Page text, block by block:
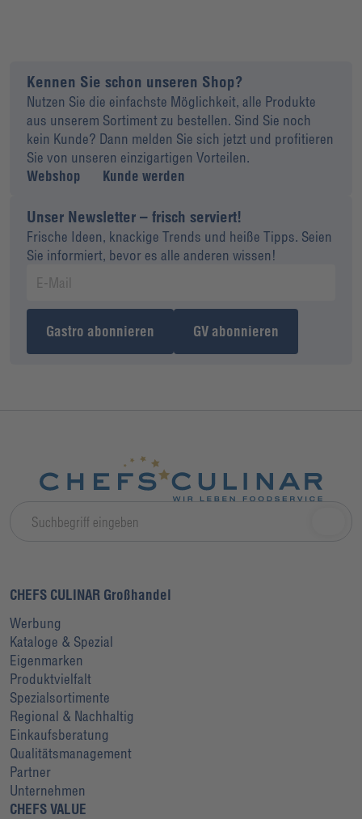
Kennen Sie schon unseren Shop?
Nutzen Sie die einfachste Möglichkeit, alle Produkte
aus unserem Sortiment zu bestellen. Sind Sie noch
kein Kunde? Dann melden Sie sich jetzt und profitieren
Sie von unseren einzigartigen Vorteilen.
Webshop
Kunde werden
Unser Newsletter – frisch serviert!
Frische Ideen, knackige Trends und heiße Tipps. Seien
Sie informiert, bevor es alle anderen wissen!
Gastro abonnieren GV abonnieren
CHEFS CULINAR Großhandel
Werbung
Kataloge & Spezial
Eigenmarken
Produktvielfalt
Spezialsortimente
Regional & Nachhaltig
Einkaufsberatung
Qualitätsmanagement
Partner
Unternehmen
CHEFS VALUE